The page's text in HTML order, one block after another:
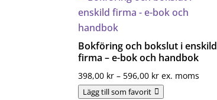
praktisk
handbok
mängd
Bokföring och bokslut i enskild
firma – e-bok och handbok
398,00 kr – 596,00 krPrisintervall:
398,00 kr
ex. moms
Lägg till som favorit